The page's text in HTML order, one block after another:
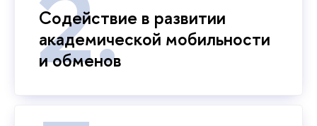
Содействие в развитии
академической мобильности
и обменов